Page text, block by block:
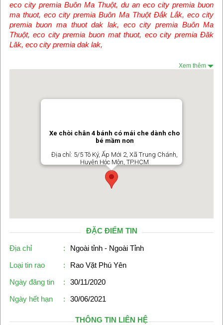
eco city premia Buôn Ma Thuột,du an eco city premia buon
ma thuot,eco city premia Buôn Ma Thuột Đắk Lắk,eco city
premia buon ma thuot dak lak, eco city premia Buôn Ma
Thuột,eco city premia buon mat thuot, eco city premia Đăk
Lăk, eco city premia dak lak,
Xem thêm
Xe chòi chân 4 bánh có mái che dành cho
bé mầm non
Địa chỉ: 5/5 Tô Ký, Ấp Mới 2, Xã Trung Chánh,
Huyện Hóc Môn, TP.HCM
ĐẶC ĐIỂM TIN
Địa chỉ :
Ngoài tỉnh - Ngoài Tỉnh
Loại tin rao
:
Rao Vặt Phú Yên
Ngày đăng tin
:
30/11/2020
Ngày hết hạn
: 30/06/2021
THÔNG TIN LIÊN HỆ